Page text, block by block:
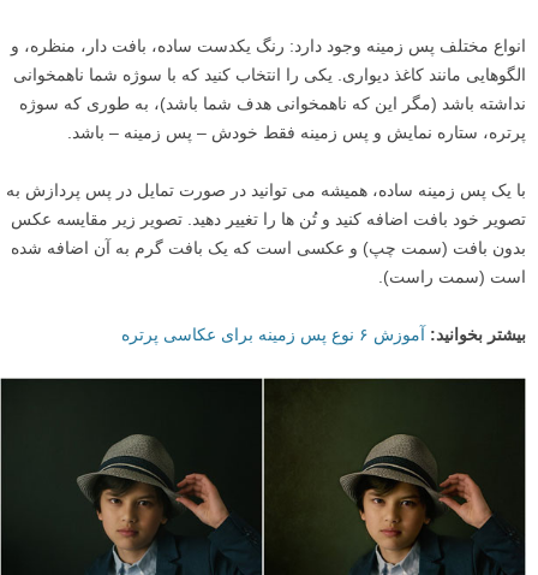
انواع مختلف پس زمینه وجود دارد: رنگ یکدست ساده، بافت دار، منظره، و
الگوهایی مانند کاغذ دیواری. یکی را انتخاب کنید که با سوژه شما ناهمخوانی
نداشته باشد (مگر این که ناهمخوانی هدف شما باشد)، به طوری که سوژه
پرتره، ستاره نمایش و پس زمینه فقط خودش – پس زمینه – باشد.
با یک پس زمینه ساده، همیشه می توانید در صورت تمایل در پس پردازش به
تصویر خود بافت اضافه کنید و تُن ها را تغییر دهید. تصویر زیر مقایسه عکس
بدون بافت (سمت چپ) و عکسی است که یک بافت گرم به آن اضافه شده
است (سمت راست).
بیشتر بخوانید: آموزش ۶ نوع پس زمینه برای عکاسی پرتره